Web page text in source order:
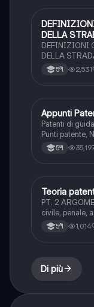
Altro
DELLA
DEFINIZIONI
DELLA
5ªl 2,531
Altro
Appunti
Patenti di
Punti patente,
5ªl
Altro
Teoria
PT. 2
civile, penale,
fondo di
assicurative
5ªl 1,014
Di più